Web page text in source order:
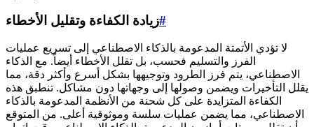
زيادة الكفاءة وتقليل الأخطاء#
لا تؤدي الأتمتة المدعومة بالذكاء الاصطناعي إلى تسريع عمليات
الفرز والتسليم فحسب، بل تقلل الأخطاء أيضاً. مع الذكاء
الاصطناعي، يتم فرز الطرود وتوجيهها بشكل أسرع وأكثر دقة، مما
يقلل التأخيرات ويضمن وصولها إلى وجهاتها دون مشاكل. تنطبق هذه
الكفاءة المتزايدة على كل شحنة من الأنظمة المدعومة بالذكاء
الاصطناعي، مما يضمن عمليات سلسة وموثوقية أعلى. من المتوقع